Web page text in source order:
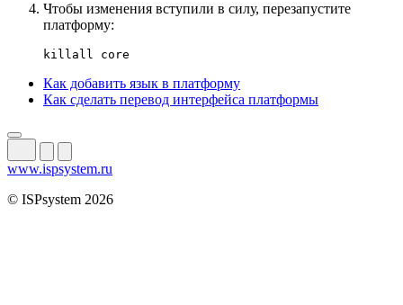
Чтобы изменения вступили в силу, перезапустите
платформу:
killall core
Как добавить язык в платформу
Как сделать перевод интерфейса платформы
www.ispsystem.ru
© ISPsystem 2026